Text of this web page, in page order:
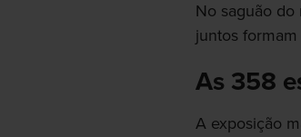
No saguão do
juntos
As 358
A exposição